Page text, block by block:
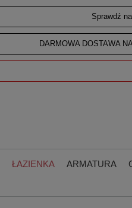
Sprawdź
DARMOWA DOSTAWA
ŁAZIENKA ARMATURA